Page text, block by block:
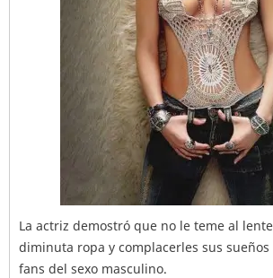
La actriz demostró que no le teme al
diminuta ropa y complacerles sus
fans del sexo masculino.